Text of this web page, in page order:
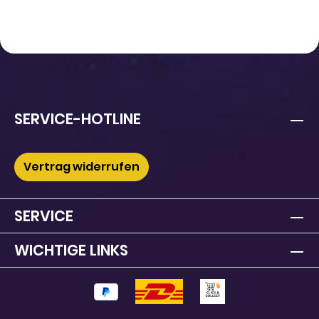
SERVICE-HOTLINE
Vertrag widerrufen
SERVICE
WICHTIGE LINKS